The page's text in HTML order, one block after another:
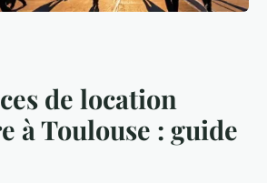
de location
à Toulouse : guide